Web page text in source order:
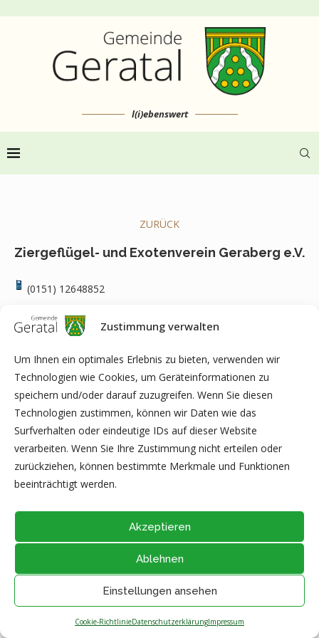
Zustimmung verwalten
Um Ihnen ein optimales Erlebnis zu bieten, verwenden wir
Technologien wie Cookies, um Geräteinformationen zu
speichern und/oder darauf zuzugreifen. Wenn Sie diesen
Technologien zustimmen, können wir Daten wie das
Surfverhalten oder eindeutige IDs auf dieser Website
verarbeiten. Wenn Sie Ihre Zustimmung nicht erteilen oder
zurückziehen, können bestimmte Merkmale und Funktionen
beeinträchtigt werden.
Akzeptieren
Ablehnen
Einstellungen ansehen
Cookie-RichtlinieDatenschutzerklärungImpressum
l(i)ebenswert
ZURÜCK
Ziergeflügel- und Exotenverein Geraberg e.V.
(0151) 12648852
@2026 - Alle Rechte vorbehalten durchGemeinde Geratal
IMPRESSUM|DATENSCHUTZ|Thüringer Transparenzportal
NACH OBEN